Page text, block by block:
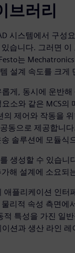
브러리
시스템에서 구성
습니다. 그러면 이
는
설계 속도를 크게
게, 동시에 운반
소와 같은 MCS의
제어와 작동을
동으로 제공합니
솔루션에 모듈식
생성할 수 있습
해 설계에 소요되
플리케이션 인터
리적 속성 측면에
특성을 가진 일
션과 생산 라인